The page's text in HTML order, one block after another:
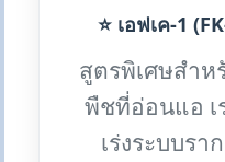
⭐ เอฟเค-1
สูตรพิเศษสำห
พืชที่อ่อนแอ เ
เร่งระบบร